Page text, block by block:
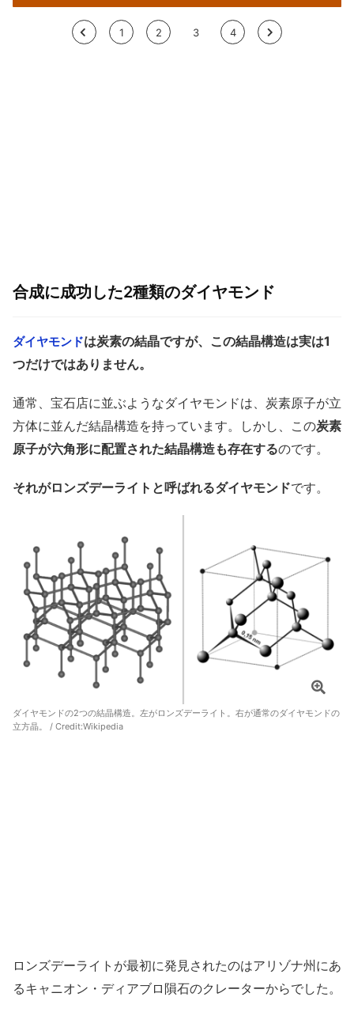
< 1 2 3 4 >
合成に成功した2種類のダイヤモンド
ダイヤモンドは炭素の結晶ですが、この結晶構造は実は1
つだけではありません。
通常、宝石店に並ぶようなダイヤモンドは、炭素原子が立
方体に並んだ結晶構造を持っています。しかし、この炭素
原子が六角形に配置された結晶構造も存在するのです。
それがロンズデーライトと呼ばれるダイヤモンドです。
ダイヤモンドの2つの結晶構造。左がロンズデーライト。右が通常のダイヤモンドの
立方晶。 / Credit:Wikipedia
ロンズデーライトが最初に発見されたのはアリゾナ州にあ
るキャニオン・ディアブロ隕石のクレーターからでした。